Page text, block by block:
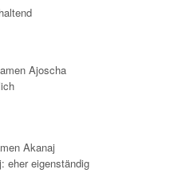
Ajoscha
Akanaj
eher eigenständig